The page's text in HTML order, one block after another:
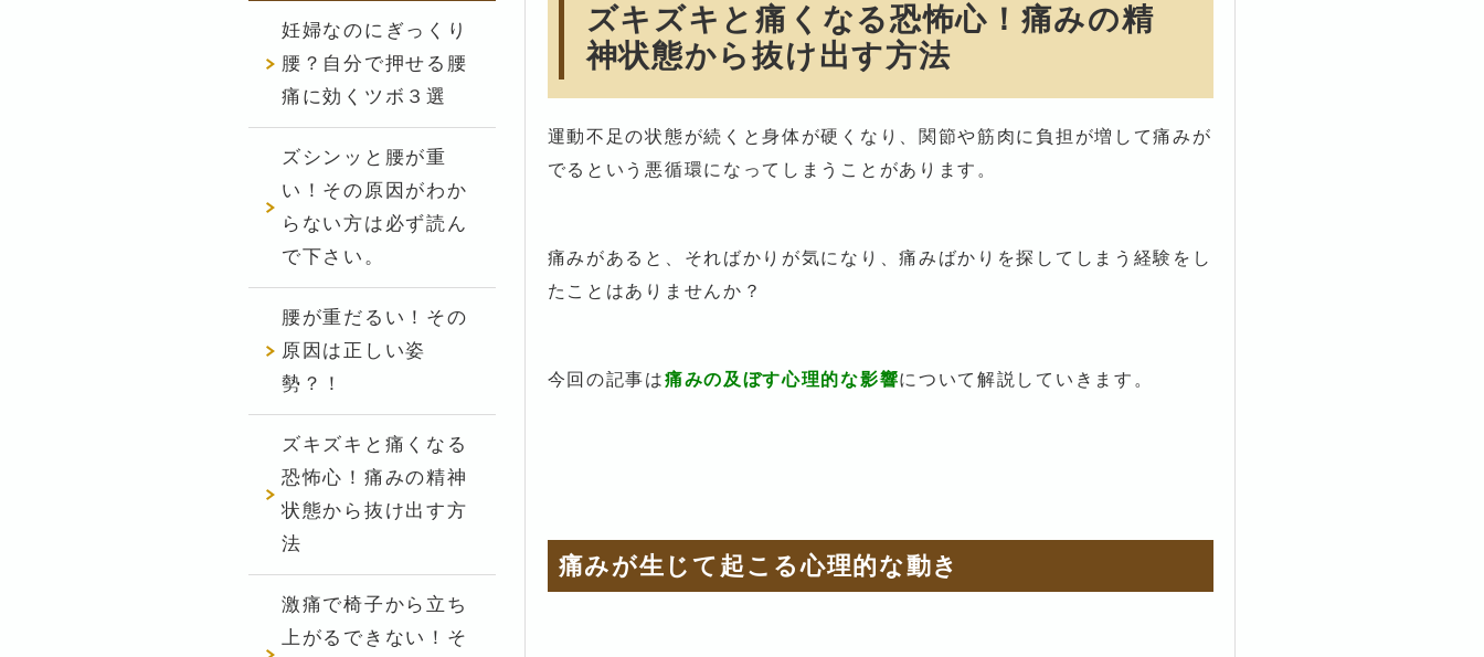
ズキズキと痛くなる恐怖心！痛みの精
神状態から抜け出す方法
運動不足の状態が続くと身体が硬くなり、関節や筋肉に負担が増して痛みが
でるという悪循環になってしまうことがあります。
痛みがあると、そればかりが気になり、痛みばかりを探してしまう経験をし
たことはありませんか？
今回の記事は痛みの及ぼす心理的な影響について解説していきます。
痛みが生じて起こる心理的な動き
妊婦なのにぎっくり
腰？自分で押せる腰
痛に効くツボ３選
ズシンッと腰が重
い！その原因がわか
らない方は必ず読ん
で下さい。
腰が重だるい！その
原因は正しい姿
勢？！
ズキズキと痛くなる
恐怖心！痛みの精神
状態から抜け出す方
法
激痛で椅子から立ち
上がるできない！そ